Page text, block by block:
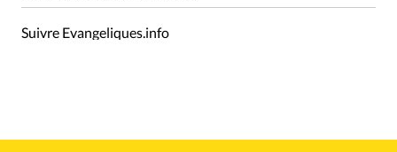
Suivre Evangeliques.info